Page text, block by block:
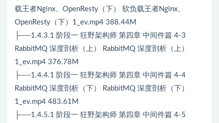
载王者Nginx、OpenResty（下） 软负载王者Nginx、
OpenResty（下）1_ev.mp4 388.44M
├──1.4.3.1 阶段一 狂野架构师 第四章 中间件篇 4-3
RabbitMQ 深度剖析（上） RabbitMQ 深度剖析（上）
1_ev.mp4 376.78M
├──1.4.4.1 阶段一 狂野架构师 第四章 中间件篇 4-4
RabbitMQ 深度剖析（下） RabbitMQ 深度剖析（下）
1_ev.mp4 483.61M
├──1.4.5.1 阶段一 狂野架构师 第四章 中间件篇 4-5